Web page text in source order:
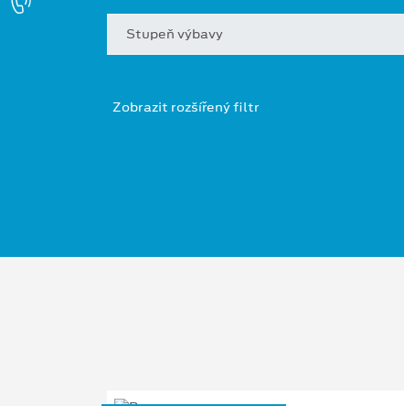
Stupeň výbavy
Zobrazit rozšířený filtr